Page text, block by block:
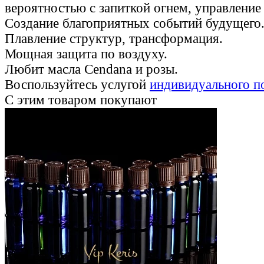
вероятностью с запиткой огнем,
Создание благоприятных событий будущего.
Плавление структур, трансформация.
Мощная защита по воздуху.
Любит масла Cendana и розы.
Воспользуйтесь услугой индивидуального
С этим товаром покупают